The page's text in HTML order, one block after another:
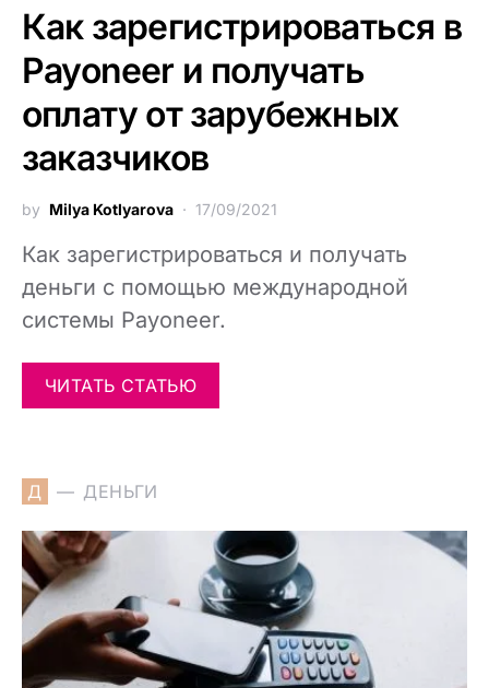
Как зарегистрироваться в
Payoneer и получать
оплату от зарубежных
заказчиков
by Milya Kotlyarova 17/09/2021
Как зарегистрироваться и получать
деньги с помощью международной
системы Payoneer.
ЧИТАТЬ СТАТЬЮ
Д ДЕНЬГИ